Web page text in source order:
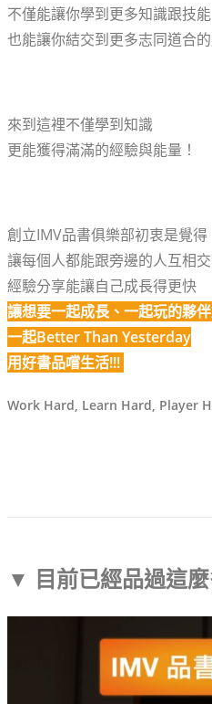
不僅能讓你學到更多知識跟技能
也能讓你結交到更多志同道合的
來到這裡不僅學到知識
更能獲得滿滿的經驗與能量！
創立IMV品書俱樂部初衷是覺得
讓每個人都能跟旁邊的人互相
經驗分享能讓自己成長得更快
讓想要一起成長、一起玩的夥
一起Better Than Yesterday
用好書品嚐生活!!!
Work Hard, Learn Hard, Player
▼ 目前已經品過這麼